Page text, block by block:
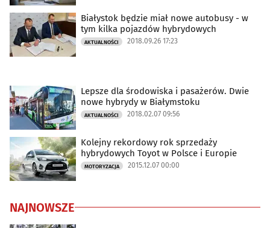
Białystok będzie miał nowe autobusy - w
tym kilka pojazdów hybrydowych
AKTUALNOŚCI 2018.09.26 17:23
Lepsze dla środowiska i pasażerów. Dwie
nowe hybrydy w Białymstoku
AKTUALNOŚCI 2018.02.07 09:56
Kolejny rekordowy rok sprzedaży
hybrydowych Toyot w Polsce i Europie
MOTORYZACJA 2015.12.07 00:00
NAJNOWSZE